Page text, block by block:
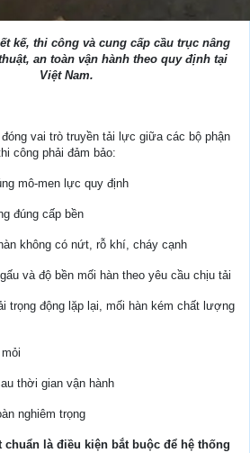
kế, thi công và cung cấp cầu trục nâng
an toàn vận hành theo quy định tại
Việt Nam.
vai trò truyền tải lực giữa các bộ phận
công phải đảm bảo:
mô-men lực quy định
đúng cấp bền
không có nứt, rỗ khí, cháy cạnh
và độ bền mối hàn theo yêu cầu chịu tải
trọng động lặp lại, mối hàn kém chất lượng
thời gian vận hành
nghiêm trọng
chuẩn là điều kiện bắt buộc để hệ thống